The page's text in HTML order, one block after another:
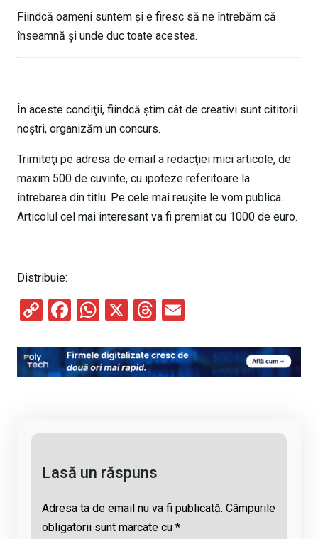
Fiindcă oameni suntem şi e firesc să ne întrebăm că
înseamnă şi unde duc toate acestea.
În aceste condiţii, fiindcă ştim cât de creativi sunt cititorii
noştri, organizăm un concurs.
Trimiteţi pe adresa de email a redacţiei mici articole, de
maxim 500 de cuvinte, cu ipoteze referitoare la
întrebarea din titlu. Pe cele mai reuşite le vom publica.
Articolul cel mai interesant va fi premiat cu 1000 de euro.
Distribuie:
C
py
Li
F
ce
b
W
at
s
X
T
e
a
ail
Lasă un răspuns
Adresa ta de email nu va fi publicată. Câmpurile
obligatorii sunt marcate cu *